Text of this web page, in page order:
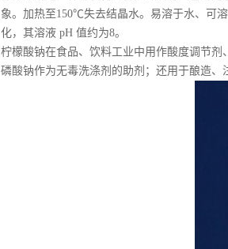
象。加热至150℃失去结晶水。易溶于水、可
化，其溶液 pH 值约为8。
柠檬酸钠在食品、饮料工业中用作酸度调节
磷酸钠作为无毒洗涤剂的助剂；还用于酿造、